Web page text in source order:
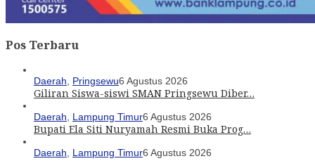
Pos Terbaru
Daerah Pringsewu6 Agustus 2026
Giliran Siswa-siswi SMAN Pringsewu Diber…
Daerah Lampung Timur6 Agustus 2026
Bupati Ela Siti Nuryamah Resmi Buka Prog…
Daerah Lampung Timur6 Agustus 2026